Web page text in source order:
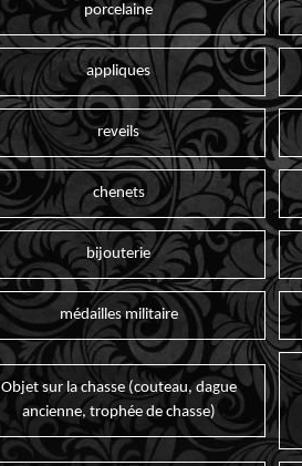
porcelaine
appliques
reveils
chenets
bijouterie
médailles militaire
Objet sur la chasse (couteau, dague
ancienne, trophée de chasse)